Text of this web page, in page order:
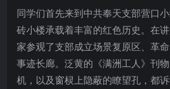
同学们首先来到中共奉天支部营口
砖小楼承载着丰富的红色历史。在
家参观了支部成立场景复原区、革
事迹长廊。泛黄的《满洲工人》刊
机，以及窗棂上隐蔽的瞭望孔，都